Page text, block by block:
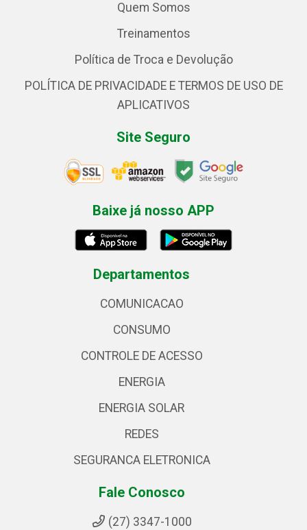
Quem Somos
Treinamentos
Política de Troca e Devolução
POLÍTICA DE PRIVACIDADE E TERMOS DE USO DE
APLICATIVOS
Site Seguro
Baixe já nosso APP
Departamentos
COMUNICACAO
CONSUMO
CONTROLE DE ACESSO
ENERGIA
ENERGIA SOLAR
REDES
SEGURANCA ELETRONICA
Fale Conosco
(27) 3347-1000